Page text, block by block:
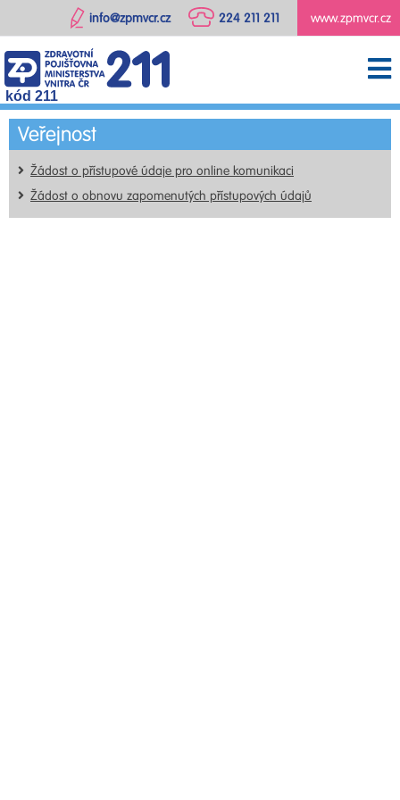
www.zpmvcr.cz
224 211 211
info@zpmvcr.cz
kód 211
Veřejnost
Žádost o přístupové údaje pro online komunikaci
Žádost o obnovu zapomenutých přístupových údajů